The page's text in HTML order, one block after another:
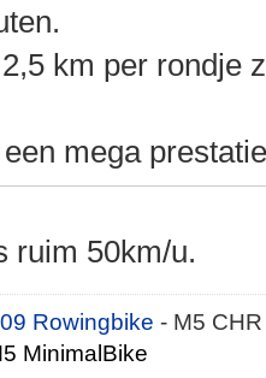
km per rondje
mega
ruim 50km/u.
Rowingbike- M5
MinimalBike